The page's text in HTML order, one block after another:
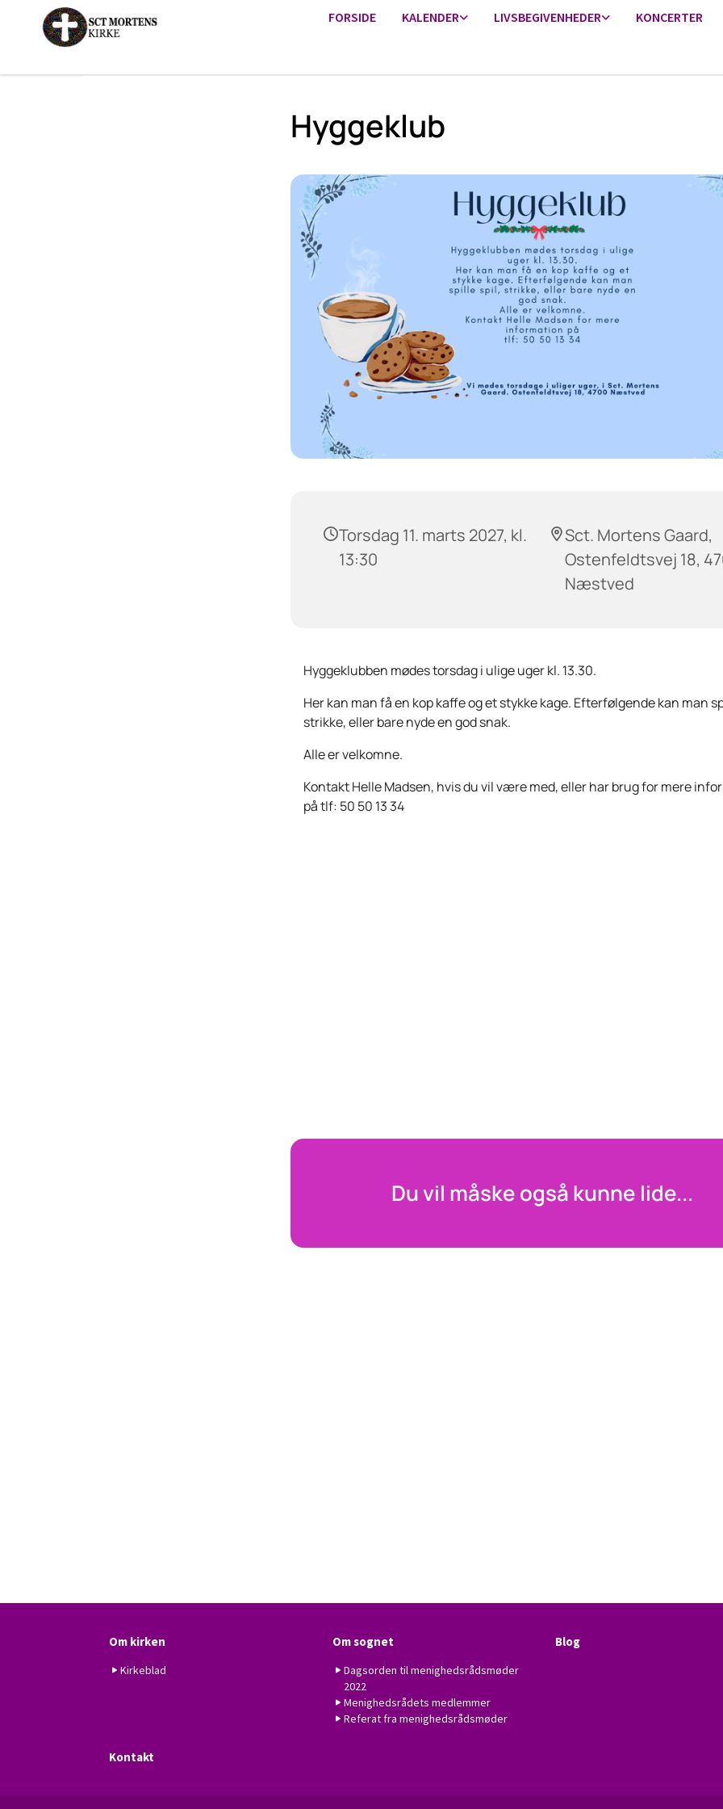
FORSIDE KALENDER LIVSBEGIVENHEDER KONCERTER
Hyggeklub
Torsdag 11. marts 2027, kl.
13:30
Sct. Mortens Gaard,
Ostenfeldtsvej 18,
Næstved
Hyggeklubben mødes torsdag i ulige uger kl. 13.30.
Her kan man få en kop kaffe og et stykke kage. Efterfølgende kan man
strikke, eller bare nyde en god snak.
Alle er velkomne.
Kontakt Helle Madsen, hvis du vil være med, eller har brug for mere
påtlf: 50 50 13 34
Du vil måske også kunne lide...
Om kirken
Kirkeblad
Om sognet
Dagsorden til menighedsrådsmøder
2022
Menighedsrådets medlemmer
Referat fra menighedsrådsmøder
Blog
Kontakt